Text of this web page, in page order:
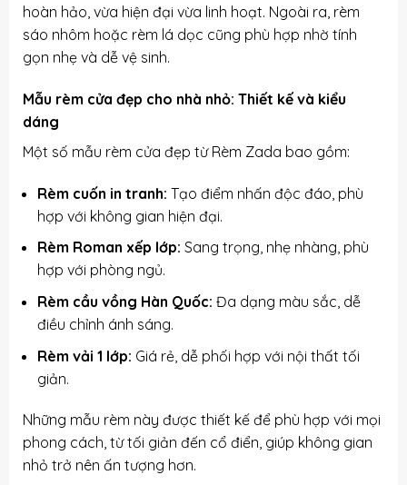
hoàn hảo, vừa hiện đại vừa linh hoạt. Ngoài ra, rèm
sáo nhôm hoặc rèm lá dọc cũng phù hợp nhờ tính
gọn nhẹ và dễ vệ sinh.
Mẫu rèm cửa đẹp cho nhà nhỏ: Thiết kế và kiểu
dáng
Một số mẫu rèm cửa đẹp từ Rèm Zada bao gồm:
Rèm cuốn in tranh: Tạo điểm nhấn độc đáo, phù
hợp với không gian hiện đại.
Rèm Roman xếp lớp: Sang trọng, nhẹ nhàng, phù
hợp với phòng ngủ.
Rèm cầu vồng Hàn Quốc: Đa dạng màu sắc, dễ
điều chỉnh ánh sáng.
Rèm vải 1 lớp: Giá rẻ, dễ phối hợp với nội thất tối
giản.
Những mẫu rèm này được thiết kế để phù hợp với mọi
phong cách, từ tối giản đến cổ điển, giúp không gian
nhỏ trở nên ấn tượng hơn.